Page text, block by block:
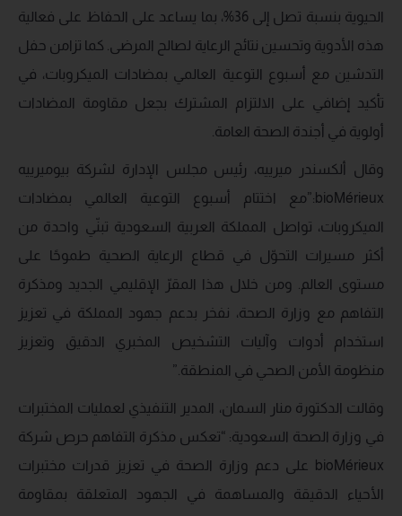
الحيوية بنسبة تصل إلى 36%، بما يساعد على الحفاظ على فعالية
هذه الأدوية وتحسين نتائج الرعاية لصالح المرضى. كما تزامن حفل
التدشين مع أسبوع التوعية العالمي بمضادات الميكروبات، في
تأكيد إضافي على الالتزام المشترك بجعل مقاومة المضادات
أولوية في أجندة الصحة العامة.
وقال ألكسندر ميرييه، رئيس مجلس الإدارة لشركة بيوميرييه
bioMérieux:”مع اختتام أسبوع التوعية العالمي بمضادات
الميكروبات، تواصل المملكة العربية السعودية تبنّي واحدة من
أكثر مسيرات التحوّل في قطاع الرعاية الصحية طموحًا على
مستوى العالم. ومن خلال هذا المقرّ الإقليمي الجديد ومذكرة
التفاهم مع وزارة الصحة، نفخر بدعم جهود المملكة في تعزيز
استخدام أدوات وآليات التشخيص المخبري الدقيق وتعزيز
منظومة الأمن الصحي في المنطقة.”
وقالت الدكتورة منار السمان، المدير التنفيذي لعمليات المختبرات
في وزارة الصحة السعودية: “تعكس مذكرة التفاهم حرص شركة
bioMérieux على دعم وزارة الصحة في تعزيز قدرات مختبرات
الأحياء الدقيقة والمساهمة في الجهود المتعلقة بمقاومة